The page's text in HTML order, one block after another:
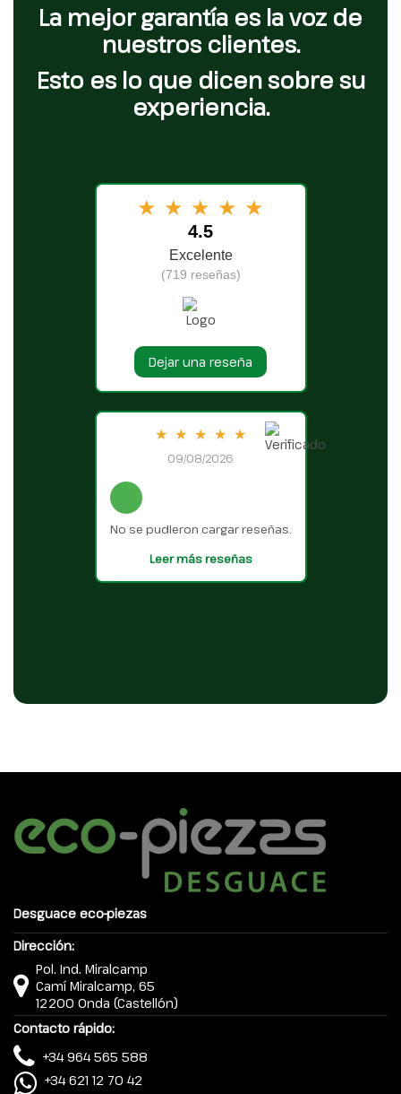
La mejor garantía es la voz de
nuestros clientes.
Esto es lo que dicen sobre su
experiencia.
★ ★ ★ ★ ★
4.5
Excelente
(719 reseñas)
Dejar una reseña
★ ★ ★ ★ ★
09/08/2026
No se pudieron cargar reseñas.
Leer más reseñas
Desguace eco-piezas
Dirección:
Pol. Ind. Miralcamp
Camí Miralcamp, 65
12200 Onda (Castellón)
Contacto rápido:
+34 964 565 588
+34 621 12 70 42